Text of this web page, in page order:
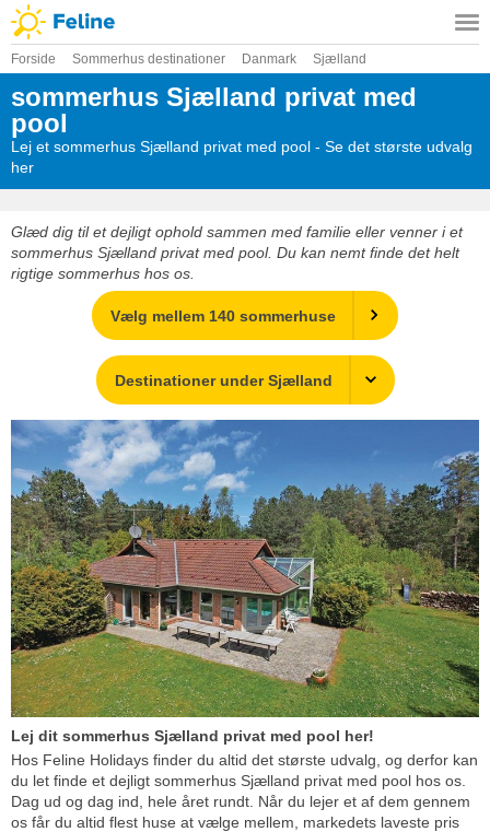
Forside Sommerhus destinationer Danmark Sjælland
sommerhus Sjælland privat med
pool
Lej et sommerhus Sjælland privat med pool - Se det største udvalg
her
Glæd dig til et dejligt ophold sammen med familie eller venner i et
sommerhus Sjælland privat med pool. Du kan nemt finde det helt
rigtige sommerhus hos os.
Vælg mellem 140 sommerhuse
Destinationer under Sjælland
Lej dit sommerhus Sjælland privat med pool her!
Hos Feline Holidays finder du altid det største udvalg, og derfor kan
du let finde et dejligt sommerhus Sjælland privat med pool hos os.
Dag ud og dag ind, hele året rundt. Når du lejer et af dem gennem
os får du altid flest huse at vælge mellem, markedets laveste pris